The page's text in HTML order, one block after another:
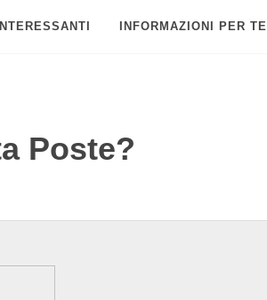
INFORMAZIONI PER TE
Poste?